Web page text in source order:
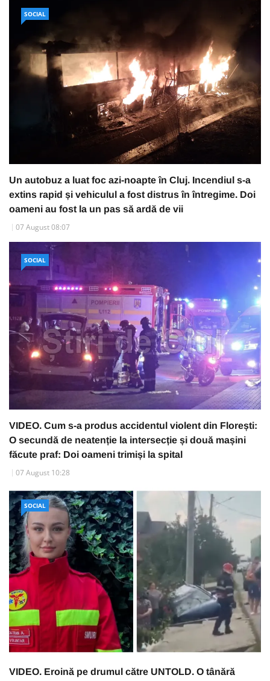
SOCIAL
Un autobuz a luat foc azi-noapte în Cluj. Incendiul s-a
extins rapid și vehiculul a fost distrus în întregime. Doi
oameni au fost la un pas să ardă de vii
07 August 08:07
SOCIAL
VIDEO. Cum s-a produs accidentul violent din Florești:
O secundă de neatenție la intersecție și două mașini
făcute praf: Doi oameni trimiși la spital
07 August 10:28
SOCIAL
VIDEO. Eroină pe drumul către UNTOLD. O tânără